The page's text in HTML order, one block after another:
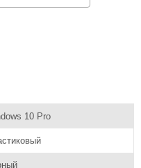
10 Pro